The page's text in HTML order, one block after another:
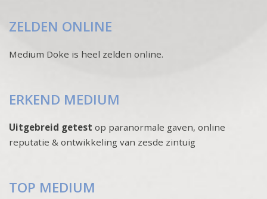
ZELDEN ONLINE
Medium Doke is heel zelden online.
ERKEND MEDIUM
Uitgebreid getest op paranormale gaven, online
reputatie & ontwikkeling van zesde zintuig
TOP MEDIUM